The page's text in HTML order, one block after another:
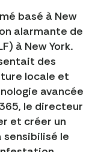
basé à New
alarmante de
à New York.
des
locale et
avancée
le directeur
et créer un
le